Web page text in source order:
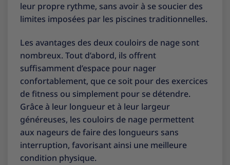
leur propre rythme, sans avoir à se soucier des
limites imposées par les piscines traditionnelles.
Les avantages des deux couloirs de nage sont
nombreux. Tout d’abord, ils offrent
suffisamment d’espace pour nager
confortablement, que ce soit pour des exercices
de fitness ou simplement pour se détendre.
Grâce à leur longueur et à leur largeur
généreuses, les couloirs de nage permettent
aux nageurs de faire des longueurs sans
interruption, favorisant ainsi une meilleure
condition physique.